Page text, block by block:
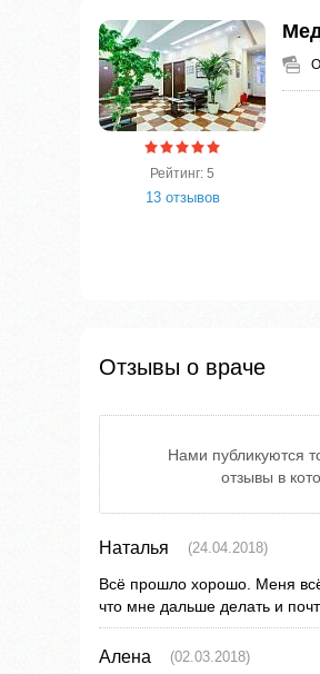
Рейтинг: 5
13 отзывов
Отзывы о враче
Нами публикуются
отзывы в
Наталья (24.04.2018)
Всё прошло хорошо. Меня
что мне дальше делать и
Алена (02.03.2018)